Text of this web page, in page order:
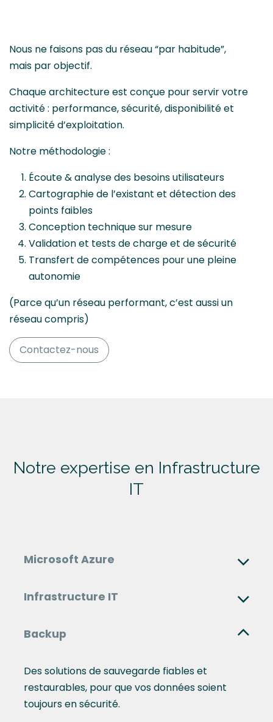
Nous ne faisons pas du réseau “par habitude”,
mais par objectif.
Chaque architecture est conçue pour servir votre
activité : performance, sécurité, disponibilité et
simplicité d’exploitation.
Notre méthodologie :
Écoute & analyse des besoins utilisateurs
Cartographie de l’existant et détection des
points faibles
Conception technique sur mesure
Validation et tests de charge et de sécurité
Transfert de compétences pour une pleine
autonomie
(Parce qu’un réseau performant, c’est aussi un
réseau compris)
Contactez-nous
Notre expertise en Infrastructure
IT
Microsoft Azure
Infrastructure IT
Backup
Des solutions de sauvegarde fiables et
restaurables, pour que vos données soient
toujours en sécurité.